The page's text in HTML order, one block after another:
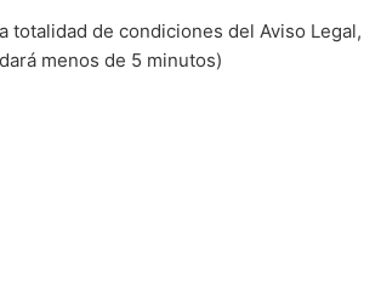
totalidad de condiciones del Aviso Legal,
menos de 5 minutos)